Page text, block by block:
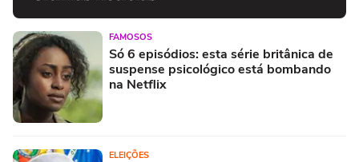
FAMOSOS
Só 6 episódios: esta série britânica de
suspense psicológico está bombando
na Netflix
ELEIÇÕES